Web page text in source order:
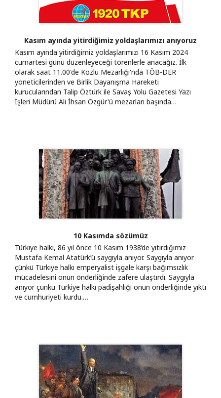
Kasım ayında yitirdiğimiz yoldaşlarımızı anıyoruz
Kasım ayında yitirdiğimiz yoldaşlarımızı 16 Kasım 2024
cumartesi günü düzenleyeceği törenlerle anacağız. İlk
olarak saat 11.00'de Kozlu Mezarlığı'nda TÖB-DER
yöneticilerinden ve Birlik Dayanışma Hareketi
kurucularından Talip Öztürk ile Savaş Yolu Gazetesi Yazı
İşleri Müdürü Ali İhsan Özgür'ü mezarları başında…
10 Kasımda sözümüz
Türkiye halkı, 86 yıl önce 10 Kasım 1938’de yitirdiğimiz
Mustafa Kemal Atatürk’ü saygıyla anıyor. Saygıyla anıyor
çünkü Türkiye halkı emperyalist işgale karşı bağımsızlık
mücadelesini onun önderliğinde zafere ulaştırdı. Saygıyla
anıyor çünkü Türkiye halkı padişahlığı onun önderliğinde yıktı
ve cumhuriyeti kurdu.…